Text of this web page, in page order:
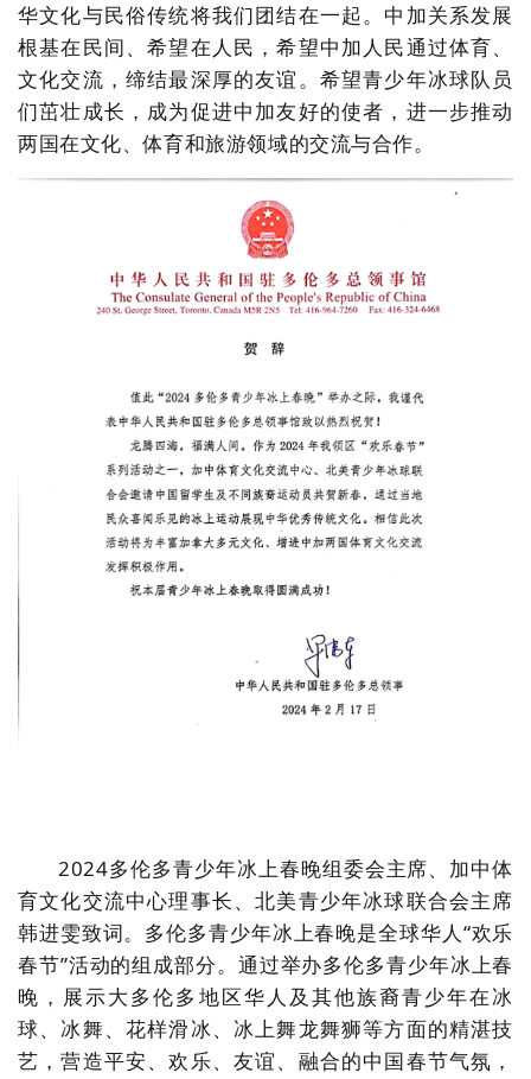
华文化与民俗传统将我们团结在一起。中加关系发展
根基在民间、希望在人民，希望中加人民通过体育、
文化交流，缔结最深厚的友谊。希望青少年冰球队员
们茁壮成长，成为促进中加友好的使者，进一步推动
两国在文化、体育和旅游领域的交流与合作。
2024多伦多青少年冰上春晚组委会主席、加中体
育文化交流中心理事长、北美青少年冰球联合会主席
韩进雯致词。多伦多青少年冰上春晚是全球华人“欢乐
春节”活动的组成部分。通过举办多伦多青少年冰上春
晚，展示大多伦多地区华人及其他族裔青少年在冰
球、冰舞、花样滑冰、冰上舞龙舞狮等方面的精湛技
艺，营造平安、欢乐、友谊、融合的中国春节气氛，